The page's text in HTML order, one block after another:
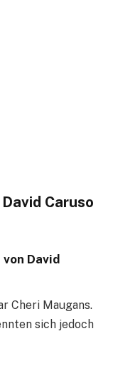
Caruso
David
Cheri Maugans.
sich jedoch